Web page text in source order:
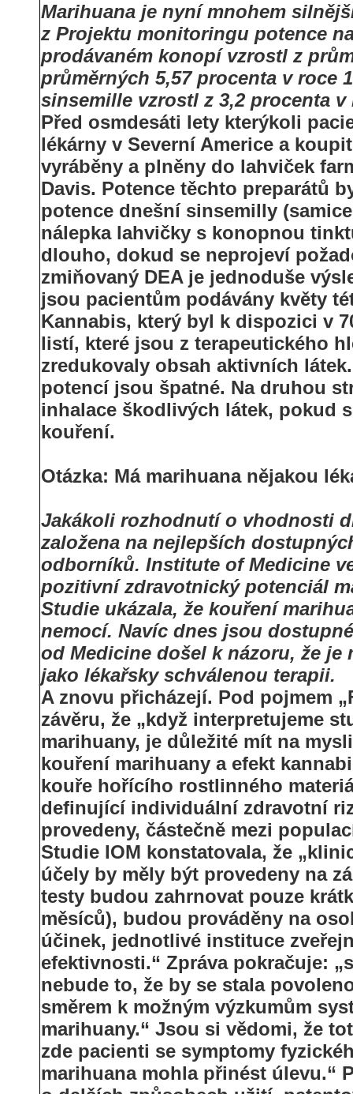
Marihuana je nyní mnohem
z Projektu monitoringu potence
prodávaném konopí vzrostl z
průměrných 5,57 procenta v roce
sinsemille vzrostl z 3,2 procenta v
Před osmdesáti lety kterýkoli
lékárny v Severní Americe a
vyráběny a plněny do lahviček
Davis. Potence těchto preparátů
potence dnešní sinsemilly
nálepka lahvičky s konopnou
dlouho, dokud se neprojeví
zmiňovaný DEA je jednoduše
jsou pacientům podávány květy
Kannabis, který byl k dispozici v
listí, které jsou z terapeutického
zredukovaly obsah aktivních
potencí jsou špatné. Na druhou
inhalace škodlivých látek, pokud
kouření.
Otázka: Má marihuana nějakou
Jakákoli rozhodnutí o vhodnosti
založena na nejlepších
odborníků. Institute of Medicine
pozitivní zdravotnický potenciál
Studie ukázala, že kouření
nemocí. Navíc dnes jsou
od Medicine došel k názoru, že
jako lékařsky schválenou terapii.
A znovu přicházejí. Pod pojmem
závěru, že „když interpretujeme
marihuany, je důležité mít na
kouření marihuany a efekt
kouře hořícího rostlinného
definující individuální zdravotní
provedeny, částečně mezi
Studie IOM konstatovala, že
účely by měly být provedeny na
testy budou zahrnovat pouze
měsíců), budou prováděny na
účinek, jednotlivé instituce
efektivnosti.“ Zpráva pokračuje:
nebude to, že by se stala
směrem k možným výzkumům
marihuany.“ Jsou si vědomi, že
zde pacienti se symptomy
marihuana mohla přinést úlevu.“